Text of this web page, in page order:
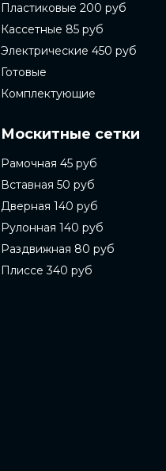
Пластиковые 200 руб
Кассетные 85 руб
Электрические 450 руб
Готовые
Комплектующие
Москитные сетки
Рамочная 45 руб
Вставная 50 руб
Дверная 140 руб
Рулонная 140 руб
Раздвижная 80 руб
Плиссе 340 руб